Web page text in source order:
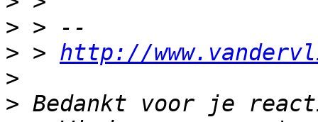
>
> > http://
>
> Bedankt voor je